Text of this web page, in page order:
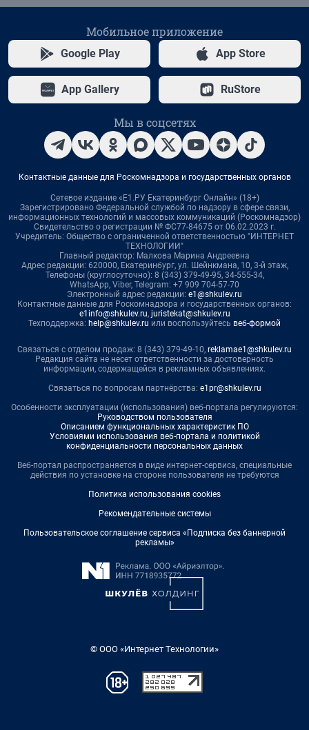
Мобильное приложение
Google Play App Store
App Gallery RuStore
Мы в соцсетях
Контактные данные для Роскомнадзора и государственных органов
Сетевое издание «Е1.РУ Екатеринбург Онлайн» (18+)
Зарегистрировано Федеральной службой по надзору в сфере связи,
информационных технологий и массовых коммуникаций (Роскомнадзор)
Свидетельство о регистрации № ФС77-84675 от 06.02.2023 г.
Учредитель: Общество с ограниченной ответственностью "ИНТЕРНЕТ
ТЕХНОЛОГИИ"
Главный редактор: Малкова Марина Андреевна
Адрес редакции: 620000, Екатеринбург, ул. Шейнкмана, 10, 3-й этаж,
Телефоны (круглосуточно): 8 (343) 379-49-95, 34-555-34,
WhatsApp, Viber, Telegram: +7 909 704-57-70
Электронный адрес редакции: e1@shkulev.ru
Контактные данные для Роскомнадзора и государственных органов:
e1info@shkulev.ru, juristekat@shkulev.ru
Техподдержка: help@shkulev.ru или воспользуйтесь веб-формой
Связаться с отделом продаж: 8 (343) 379-49-10, reklamae1@shkulev.ru
Редакция сайта не несет ответственности за достоверность
информации, содержащейся в рекламных объявлениях.
Связаться по вопросам партнёрства: e1pr@shkulev.ru
Особенности эксплуатации (использования) веб-портала регулируются:
Руководством пользователя
Описанием функциональных характеристик ПО
Условиями использования веб-портала и политикой
конфиденциальности персональных данных
Веб-портал распространяется в виде интернет-сервиса, специальные
действия по установке на стороне пользователя не требуются
Политика использования cookies
Рекомендательные системы
Пользовательское соглашение сервиса «Подписка без баннерной
рекламы»
© ООО «Интернет Технологии»